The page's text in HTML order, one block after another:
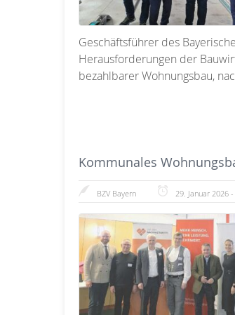
Geschäftsführer des
Herausforderungen der
bezahlbarer Wohnungsbau,
Kommunales
BZV Bayern 29. Januar 2026